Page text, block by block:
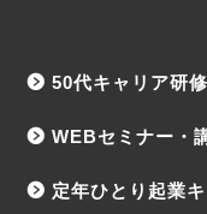
50代キャリア研修
WEBセミナー・
定年ひとり起業